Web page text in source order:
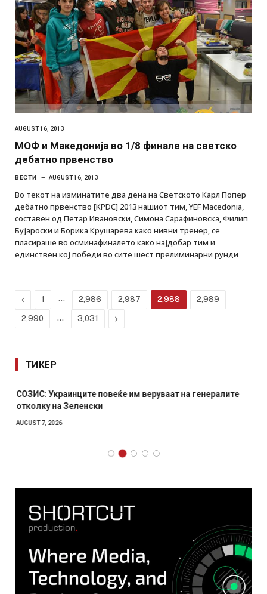
AUGUST 16, 2013
МОФ и Македонија во 1/8 финале на светско
дебатно првенствo
ВЕСТИ AUGUST 16, 2013
Во текот на изминатите два дена на Светското Карл Попер
дебатно првенство [KPDC] 2013 нашиот тим, YEF Macedonia,
составен од Петар Ивановски, Симона Сарафиновска, Филип
Бујароски и Борика Крушарева како нивни тренер, се
пласираше во осминафиналето како најдобар тим и
единствен кој победи во сите шест прелиминарни рунди
Previous
1 … 2,986 2,987 2,988 2,989
2,990 … 3,031 Next
ТИКЕР
СОЗИС: Украинците повеќе им веруваат на генералите
отколку на Зеленски
AUGUST 7, 2026